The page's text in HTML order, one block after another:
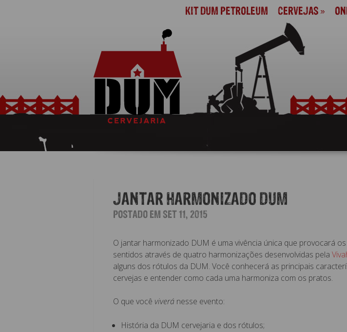
KIT DUM PETROLEUM CERVEJAS »
JANTAR HARMONIZADO DUM
POSTADO EM SET 11, 2015
O jantar harmonizado DUM é uma vivência única que provocará
sentidos através de quatro harmonizações desenvolvidas pela
alguns dos rótulos da DUM. Você conhecerá as principais
cervejas e entender como cada uma harmoniza com os pratos.
O que você viverá nesse evento:
História da DUM cervejaria e dos rótulos;